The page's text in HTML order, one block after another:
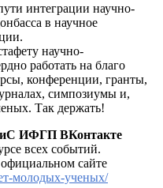
интеграции научно-
в научное
научно-
работать на благо
конференции, гранты,
симпозиумы и,
Так держать!
ИФГП ВКонтакте
всех событий.
сайте
молодых-ученых/